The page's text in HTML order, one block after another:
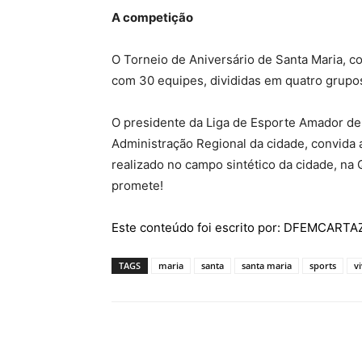
A competição
O Torneio de Aniversário de Santa Maria,
com 30 equipes, divididas em quatro
O presidente da Liga de Esporte Amador
Administração Regional da cidade,
realizado no campo sintético da cidade, na
promete!
Este conteúdo foi escrito por:
TAGS maria santa santa maria sports